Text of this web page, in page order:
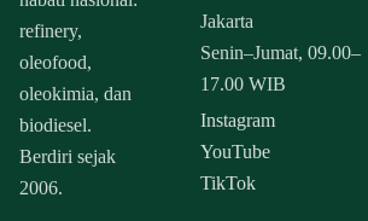
refinery,
oleofood,
oleokimia, dan
biodiesel.
Berdiri sejak
2006.
Jakarta
Senin–Jumat, 09.00–
17.00 WIB
Instagram
YouTube
TikTok